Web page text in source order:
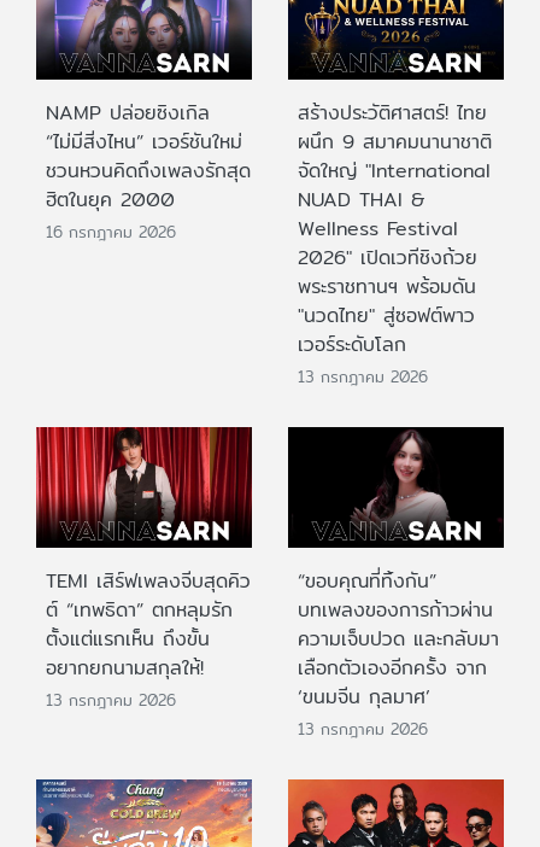
NAMP ปล่อยซิงเกิล
“ไม่มีสิ่งไหน” เวอร์ชันใหม่
ชวนหวนคิดถึงเพลงรักสุด
ฮิตในยุค 2000
16 กรกฎาคม 2026
สร้างประวัติศาสตร์! ไทย
ผนึก 9 สมาคมนานาชาติ
จัดใหญ่ "International
NUAD THAI &
Wellness Festival
2026" เปิดเวทีชิงถ้วย
พระราชทานฯ พร้อมดัน
"นวดไทย" สู่ซอฟต์พาว
เวอร์ระดับโลก
13 กรกฎาคม 2026
TEMI เสิร์ฟเพลงจีบสุดคิว
ต์ “เทพธิดา” ตกหลุมรัก
ตั้งแต่แรกเห็น ถึงขั้น
อยากยกนามสกุลให้!
13 กรกฎาคม 2026
“ขอบคุณที่ทิ้งกัน”
บทเพลงของการก้าวผ่าน
ความเจ็บปวด และกลับมา
เลือกตัวเองอีกครั้ง จาก
‘ขนมจีน กุลมาศ’
13 กรกฎาคม 2026